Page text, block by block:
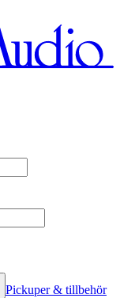
Pickuper & tillbehör